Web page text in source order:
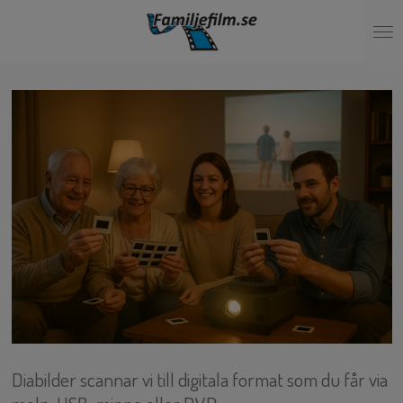
Diabilder scannar vi till digitala format som du får via